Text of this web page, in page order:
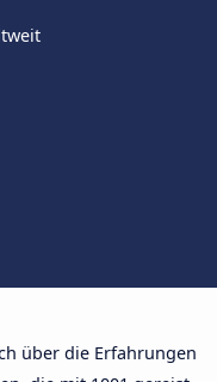
über die Erfahrungen